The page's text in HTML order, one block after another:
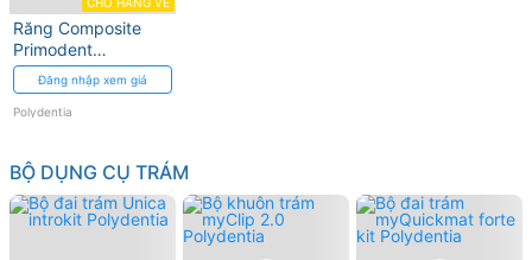
đầy
đủ
Răng Composite
Primodent
Polydentia - Tích
hợp 3 lớp PMMA
Đăng nhập xem giá
Polydentia
BỘ DỤNG CỤ TRÁM